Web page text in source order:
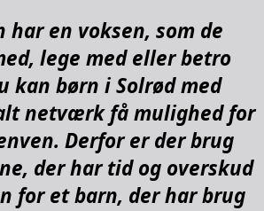
en voksen, som de
lege med eller betro
kan børn i Solrød med
netværk få mulighed for
Derfor er der brug
der har tid og overskud
for et barn, der har brug